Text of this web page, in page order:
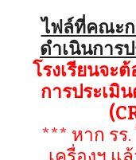
ไฟล์ที่คณะก
ดำเนินการ
โรงเรียนจะ
การประเมิ
*** หาก รร